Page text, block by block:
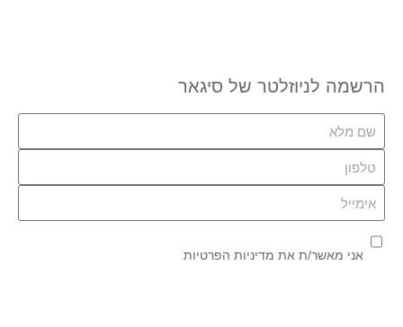
הרשמה לניוזלטר של סיגאר
אני מאשר/ת את מדיניות הפרטיות